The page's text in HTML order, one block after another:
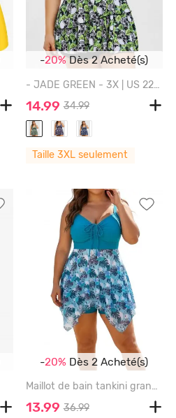
-20%Dès 2 Acheté(s)
- JADE GREEN - 3X | US 22-24
14.99 34.99
Taille 3XL seulement
-20% Dès 2 Acheté(s)
Maillot de bain tankini grande taille à imprimé floral tropical et hibiscus, coupe shorty (bretelles réglables) - PEACOCK BLUE - 3X | US 22-24
13.99 36.99